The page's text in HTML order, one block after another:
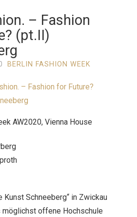
– Fashion
(pt.II)
BERLIN FASHION WEEK
AW2020, Vienna House
Kunst Schneeberg“ in Zwickau
offene Hochschule